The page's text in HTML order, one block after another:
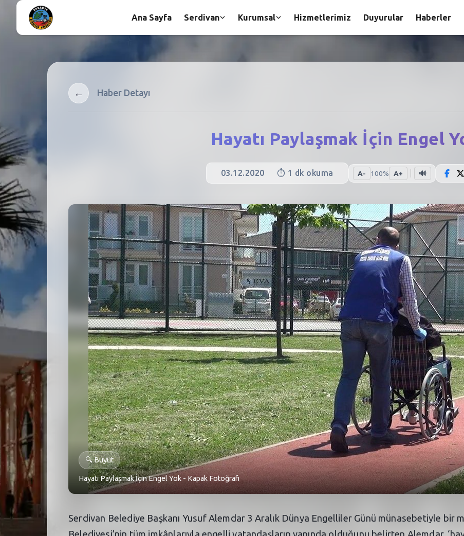
← Haber Detayı
Hayatı Paylaşmak İçin Engel
03.12.2020 ⏱️ 1 dk okuma A- 100% A+ 🔊
🔍Büyüt
Hayatı Paylaşmak İçin Engel Yok - Kapak Fotoğrafı
Serdivan Belediye Başkanı Yusuf Alemdar 3 Aralık Dünya Engelliler Günü münasebetiyle bir
Belediyesi’nin tüm imkânlarıyla engelli vatandaşların yanında olduğunu belirten Alemdar,
Ana Sayfa Serdivan Kurumsal Hizmetlerimiz Duyurular Haberler